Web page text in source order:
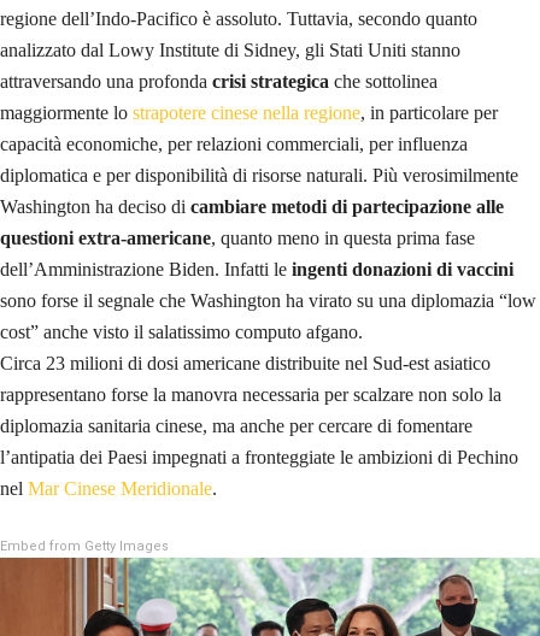
regione dell’Indo-Pacifico è assoluto. Tuttavia, secondo quanto
analizzato dal Lowy Institute di Sidney, gli Stati Uniti stanno
attraversando una profonda crisi strategica che sottolinea
maggiormente lo strapotere cinese nella regione, in particolare per
capacità economiche, per relazioni commerciali, per influenza
diplomatica e per disponibilità di risorse naturali. Più verosimilmente
Washington ha deciso di cambiare metodi di partecipazione alle
questioni extra-americane, quanto meno in questa prima fase
dell’Amministrazione Biden. Infatti le ingenti donazioni di vaccini
sono forse il segnale che Washington ha virato su una diplomazia “low
cost” anche visto il salatissimo computo afgano.
Circa 23 milioni di dosi americane distribuite nel Sud-est asiatico
rappresentano forse la manovra necessaria per scalzare non solo la
diplomazia sanitaria cinese, ma anche per cercare di fomentare
l’antipatia dei Paesi impegnati a fronteggiate le ambizioni di Pechino
nel Mar Cinese Meridionale.
Embed from Getty Images